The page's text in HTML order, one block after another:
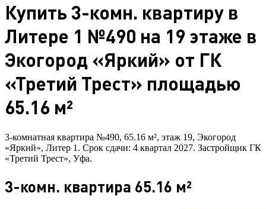
Купить 3-комн. квартиру в
Литере 1 №490 на 19 этаже в
Экогород «Яркий» от ГК
«Третий Трест» площадью
65.16 м²
3-комнатная квартира №490, 65.16 м², этаж 19, Экогород
«Яркий», Литер 1. Срок сдачи: 4 квартал 2027. Застройщик ГК
«Третий Трест», Уфа.
3-комн. квартира 65.16 м²